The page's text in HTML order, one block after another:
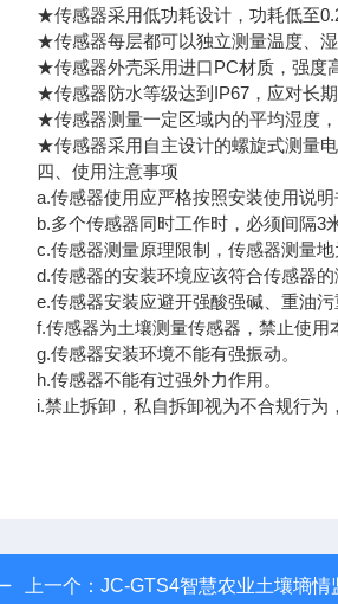
★传感器采用低功耗设计，功耗低至
★传感器每层都可以独立测量温度、湿
★传感器外壳采用进口PC材质，强度高
★传感器防水等级达到IP67，应对长期
★传感器测量一定区域内的平均湿度，
★传感器采用自主设计的螺旋式测量电
四、使用注意事项
a.传感器使用应严格按照安装使用说明
b.多个传感器同时工作时，必须间隔3米
c.传感器测量原理限制，传感器测量地
d.传感器的安装环境应该符合传感器的
e.传感器安装应避开强酸强碱、重油污
f.传感器为土壤测量传感器，禁止使用
g.传感器安装环境不能有强振动。
h.传感器不能有过强外力作用。
i.禁止拆卸，私自拆卸视为不合规行为
上一个： JC-GTS4智慧农业土壤墒情